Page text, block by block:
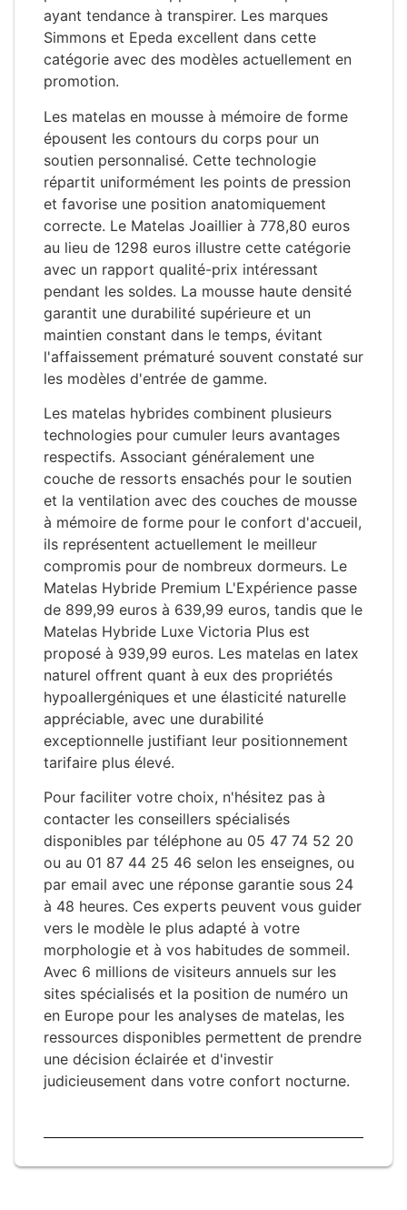
ayant tendance à transpirer. Les marques
Simmons et Epeda excellent dans cette
catégorie avec des modèles actuellement en
promotion.
Les matelas en mousse à mémoire de forme
épousent les contours du corps pour un
soutien personnalisé. Cette technologie
répartit uniformément les points de pression
et favorise une position anatomiquement
correcte. Le Matelas Joaillier à 778,80 euros
au lieu de 1298 euros illustre cette catégorie
avec un rapport qualité-prix intéressant
pendant les soldes. La mousse haute densité
garantit une durabilité supérieure et un
maintien constant dans le temps, évitant
l'affaissement prématuré souvent constaté sur
les modèles d'entrée de gamme.
Les matelas hybrides combinent plusieurs
technologies pour cumuler leurs avantages
respectifs. Associant généralement une
couche de ressorts ensachés pour le soutien
et la ventilation avec des couches de mousse
à mémoire de forme pour le confort d'accueil,
ils représentent actuellement le meilleur
compromis pour de nombreux dormeurs. Le
Matelas Hybride Premium L'Expérience passe
de 899,99 euros à 639,99 euros, tandis que le
Matelas Hybride Luxe Victoria Plus est
proposé à 939,99 euros. Les matelas en latex
naturel offrent quant à eux des propriétés
hypoallergéniques et une élasticité naturelle
appréciable, avec une durabilité
exceptionnelle justifiant leur positionnement
tarifaire plus élevé.
Pour faciliter votre choix, n'hésitez pas à
contacter les conseillers spécialisés
disponibles par téléphone au 05 47 74 52 20
ou au 01 87 44 25 46 selon les enseignes, ou
par email avec une réponse garantie sous 24
à 48 heures. Ces experts peuvent vous guider
vers le modèle le plus adapté à votre
morphologie et à vos habitudes de sommeil.
Avec 6 millions de visiteurs annuels sur les
sites spécialisés et la position de numéro un
en Europe pour les analyses de matelas, les
ressources disponibles permettent de prendre
une décision éclairée et d'investir
judicieusement dans votre confort nocturne.